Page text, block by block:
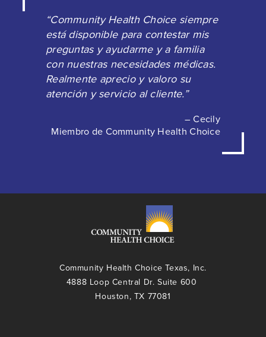
“Community Health Choice siempre
está disponible para contestar mis
preguntas y ayudarme y a familia
con nuestras necesidades médicas.
Realmente aprecio y valoro su
atención y servicio al cliente.”
– Cecily
Miembro de Community Health Choice
Community Health Choice Texas, Inc.
4888 Loop Central Dr. Suite 600
Houston, TX 77081